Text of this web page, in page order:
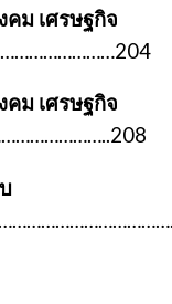
ม เศรษฐกิจ
ม เศรษฐกิจ